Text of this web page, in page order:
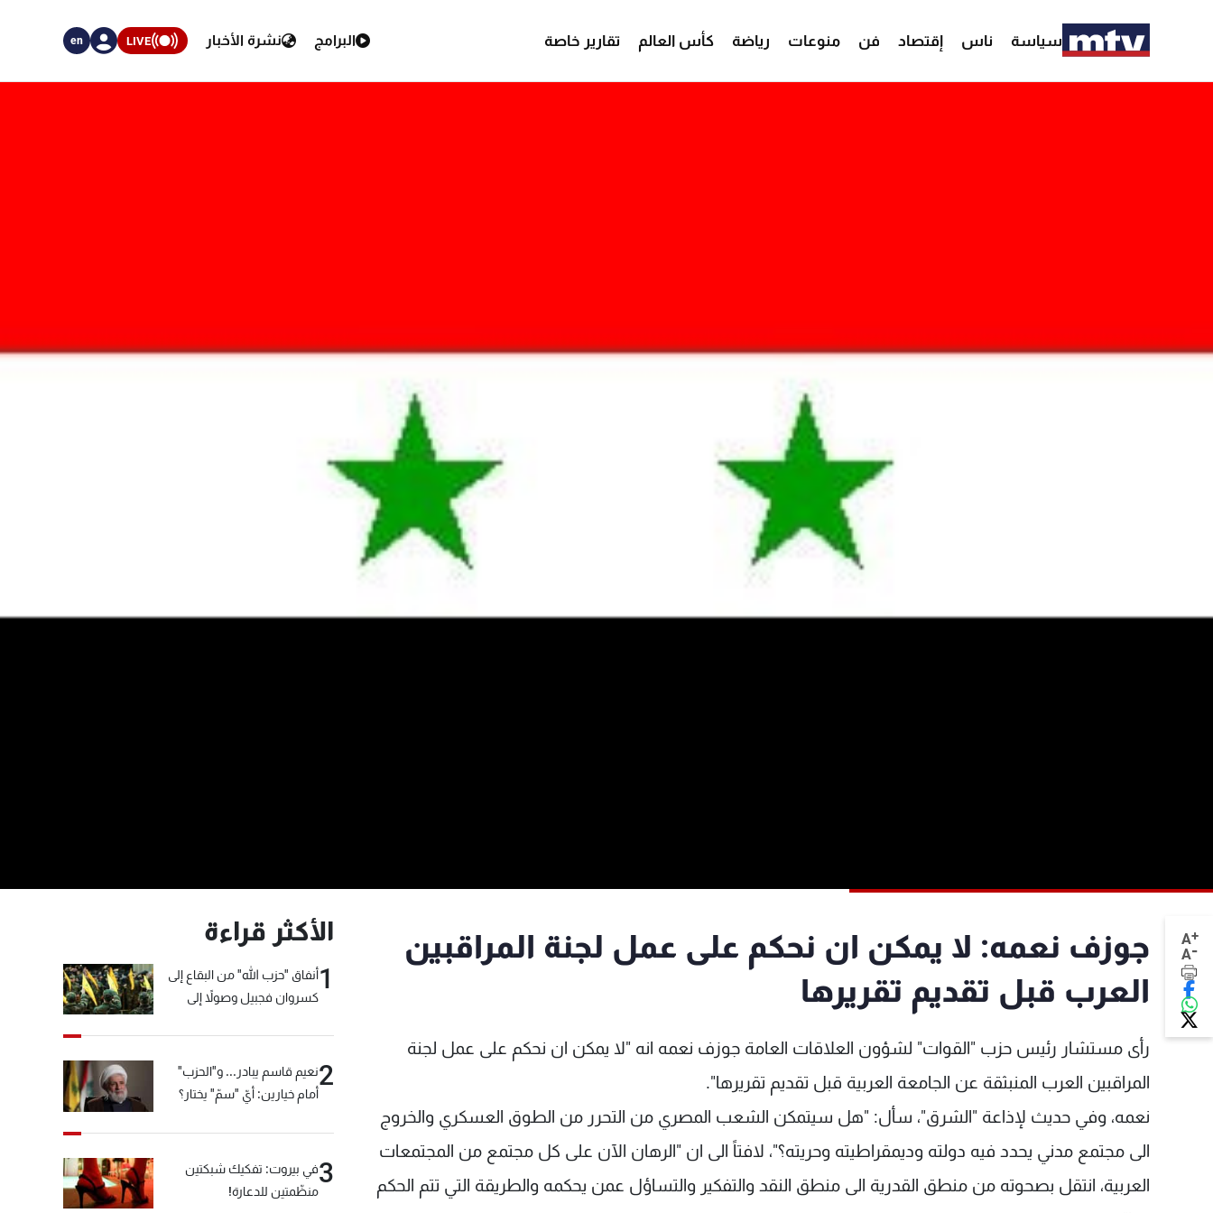
سياسة ناس إقتصاد فن منوعات رياضة كأس العالم تقارير خاصة البرامج نشرة الأخبار LIVE
en
A+
A-
جوزف نعمه: لا يمكن ان نحكم على عمل لجنة المراقبين
العرب قبل تقديم تقريرها
رأى مستشار رئيس حزب "القوات" لشؤون العلاقات العامة جوزف نعمه انه "لا يمكن ان نحكم على عمل لجنة
المراقبين العرب المنبثقة عن الجامعة العربية قبل تقديم تقريرها".
نعمه، وفي حديث لإذاعة "الشرق"، سأل: "هل سيتمكن الشعب المصري من التحرر من الطوق العسكري والخروج
الى مجتمع مدني يحدد فيه دولته وديمقراطيته وحريته؟"، لافتاً الى ان "الرهان الآن على كل مجتمع من المجتمعات
العربية، انتقل بصحوته من منطق القدرية الى منطق النقد والتفكير والتساؤل عمن يحكمه والطريقة التي تتم الحكم
الأكثر قراءة
1أنفاق "حزب الله" من البقاع إلى
كسروان فجبيل وصولاً إلى
2نعيم قاسم يبادر... و"الحزب"
أمام خيارين: أيّ "سمّ" يختار؟
3في بيروت: تفكيك شبكتين
منظّمتين للدعارة!